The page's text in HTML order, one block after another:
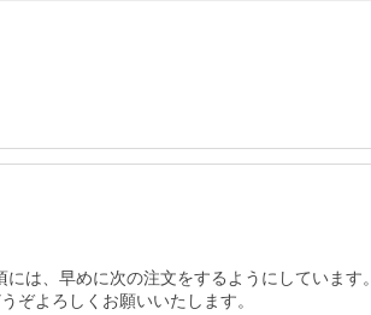
は、早めに次の注文をするようにしています。